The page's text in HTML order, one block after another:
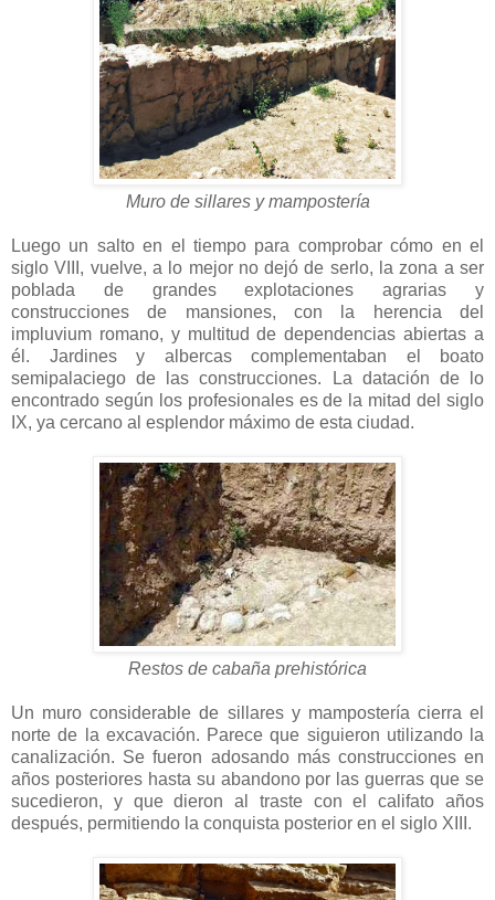
Muro de sillares ymampostería
Luego un salto en el tiempo para comprobar cómo en el
siglo VIII, vuelve, a lo mejor no dejó de serlo, la zona a ser
poblada de grandes explotaciones agrarias y
construcciones de mansiones, con la herencia del
impluvium romano, y multitud de dependencias abiertas a
él. Jardines y albercas complementaban el boato
semipalaciego de las construcciones. La datación de lo
encontrado según los profesionales es de la mitad del siglo
IX, ya cercano al esplendor máximo de esta ciudad.
Restos de cabaña prehistórica
Un muro considerable de sillares y mampostería cierra el
norte de la excavación. Parece que siguieron utilizando la
canalización. Se fueron adosando más construcciones en
años posteriores hasta su abandono por las guerras que se
sucedieron, y que dieron al traste con el califato años
después, permitiendo la conquista posterior en el siglo XIII.